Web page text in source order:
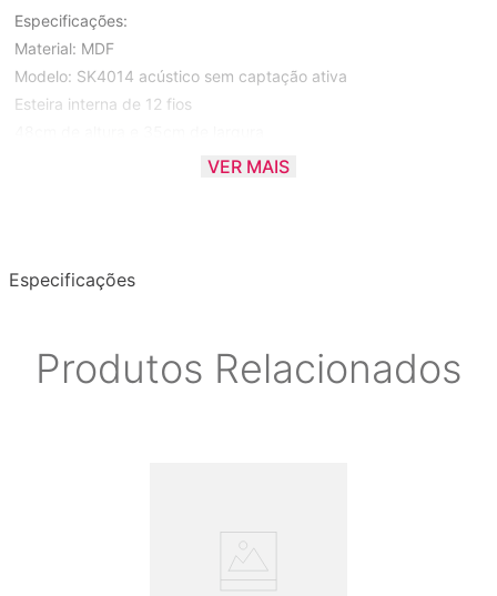
Especificações:
Material: MDF
Modelo: SK4014 acústico sem captação ativa
Esteira interna de 12 fios
VER MAIS
Especificações
Produtos Relacionados